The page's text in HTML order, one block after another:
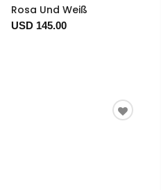
Rosa Und Weiß
USD 145.00